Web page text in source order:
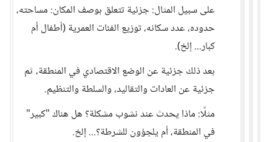
على سبيل المثال: جزئية تتعلق بوصف المكان: مساحته،
حدوده، عدد سكانه، توزيع الفئات العمرية (أطفال أم
كبار... إلخ).
بعد ذلك جزئية عن الوضع الاقتصادي في المنطقة، ثم
جزئية عن العادات والتقاليد، والسلطة والتنظيم.
مثلًا: ماذا يحدث عند نشوب مشكلة؟ هل هناك "كبير"
في المنطقة، أم يلجؤون للشرطة؟... إلخ.